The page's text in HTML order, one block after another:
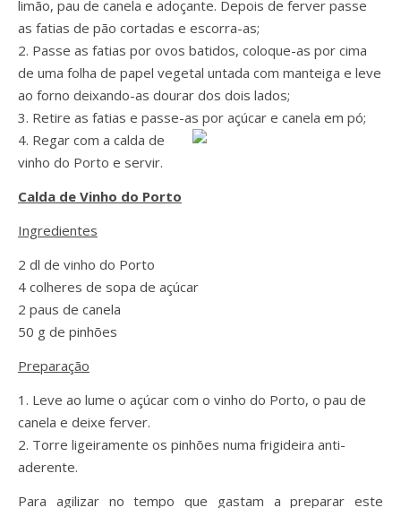
limão, pau de canela e adoçante. Depois de ferver passe
as fatias de pão cortadas e escorra-as;
2. Passe as fatias por ovos batidos, coloque-as por cima
de uma folha de papel vegetal untada com manteiga e leve
ao forno deixando-as dourar dos dois lados;
3. Retire as fatias e passe-as por açúcar e canela em pó;
4. Regar com a calda de
vinho do Porto e servir.
Calda de Vinho do Porto
Ingredientes
2 dl de vinho do Porto
4 colheres de sopa de açúcar
2 paus de canela
50 g de pinhões
Preparação
1. Leve ao lume o açúcar com o vinho do Porto, o pau de
canela e deixe ferver.
2. Torre ligeiramente os pinhões numa frigideira anti-
aderente.
Para agilizar no tempo que gastam a preparar este